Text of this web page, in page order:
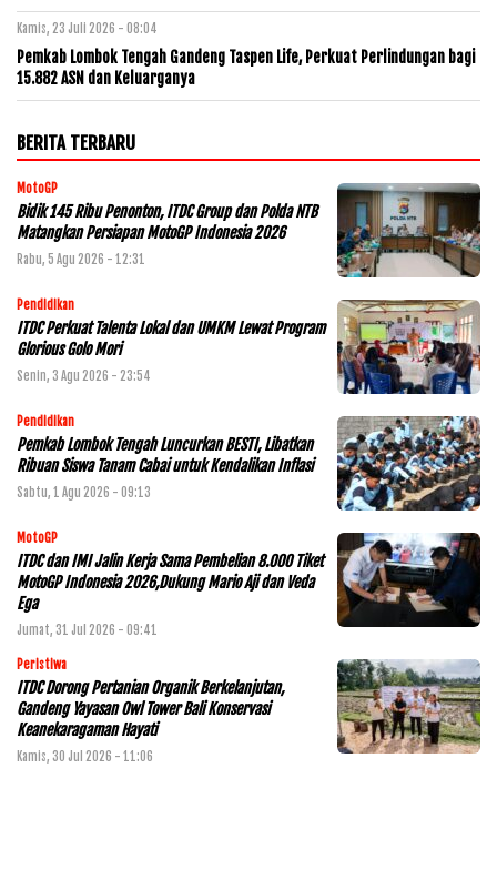
Kamis, 23 Juli 2026 - 08:04
Pemkab Lombok Tengah Gandeng Taspen Life, Perkuat Perlindungan bagi
15.882 ASN dan Keluarganya
BERITA TERBARU
MotoGP
Bidik 145 Ribu Penonton, ITDC Group dan Polda NTB
Matangkan Persiapan MotoGP Indonesia 2026
Rabu, 5 Agu 2026 - 12:31
Pendidikan
ITDC Perkuat Talenta Lokal dan UMKM Lewat Program
Glorious Golo Mori
Senin, 3 Agu 2026 - 23:54
Pendidikan
Pemkab Lombok Tengah Luncurkan BESTI, Libatkan
Ribuan Siswa Tanam Cabai untuk Kendalikan Inflasi
Sabtu, 1 Agu 2026 - 09:13
MotoGP
ITDC dan IMI Jalin Kerja Sama Pembelian 8.000 Tiket
MotoGP Indonesia 2026,Dukung Mario Aji dan Veda
Ega
Jumat, 31 Jul 2026 - 09:41
Peristiwa
ITDC Dorong Pertanian Organik Berkelanjutan,
Gandeng Yayasan Owl Tower Bali Konservasi
Keanekaragaman Hayati
Kamis, 30 Jul 2026 - 11:06